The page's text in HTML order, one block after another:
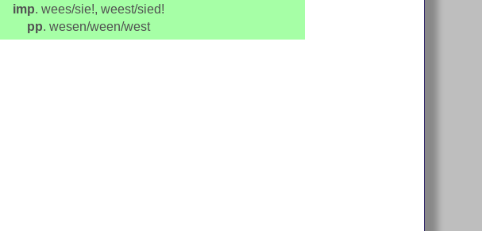
imp. wees/sie!, weest/sied!
pp. wesen/ween/west